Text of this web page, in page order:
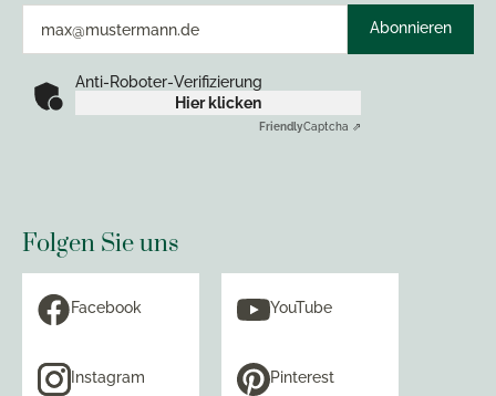
Abonnieren
Anti-Roboter-Verifizierung
Hier klicken
FriendlyCaptcha ⇗
Folgen Sie uns
Facebook YouTube
Instagram Pinterest